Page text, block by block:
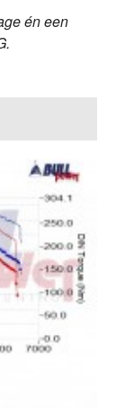
én een